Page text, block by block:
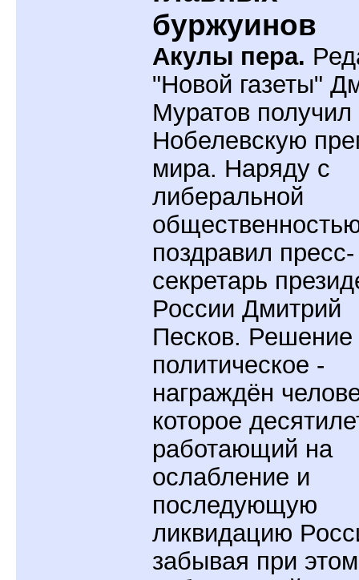
буржуинов
Акулы пера.
"Новой газеты"
Муратов получил
Нобелевскую
мира. Наряду с
либеральной
поздравил пресс-
секретарь
России Дмитрий
Песков. Решение
политическое -
награждён
которое
работающий на
ослабление и
последующую
ликвидацию
забывая при